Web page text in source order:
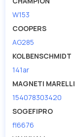
W153
COOPERS
AG285
KOLBENSCHMIDT
141ar
MAGNETI MARELLI
154078303420
SOGEFIPRO
fl6676